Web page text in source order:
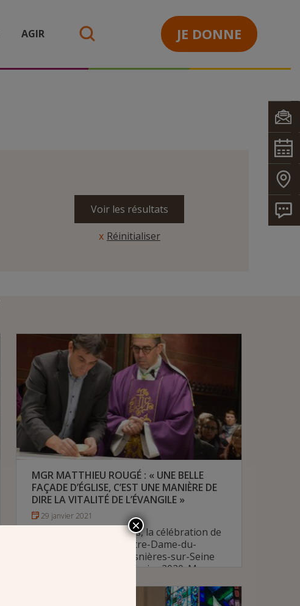
AGIR JE DONNE
Réinitialiser
MGR MATTHIEU ROUGÉ : « UNE BELLE
FAÇADE D’ÉGLISE, C’EST UNE MANIÈRE DE
DIRE LA VITALITÉ DE L’ÉVANGILE »
29 janvier 2021
Après plusieurs reports, la célébration de
dédicace de l’église Notre-Dame-du-
Perpétuel-Secours à Asnières-sur-Seine
devrait avoir lieu le 7 février 2020. Mgr
consacrera l’église et le nouveau mobilier
×